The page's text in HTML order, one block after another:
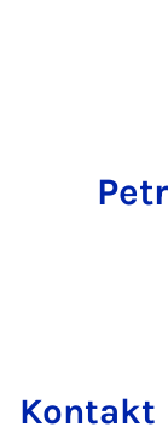
Kontakt